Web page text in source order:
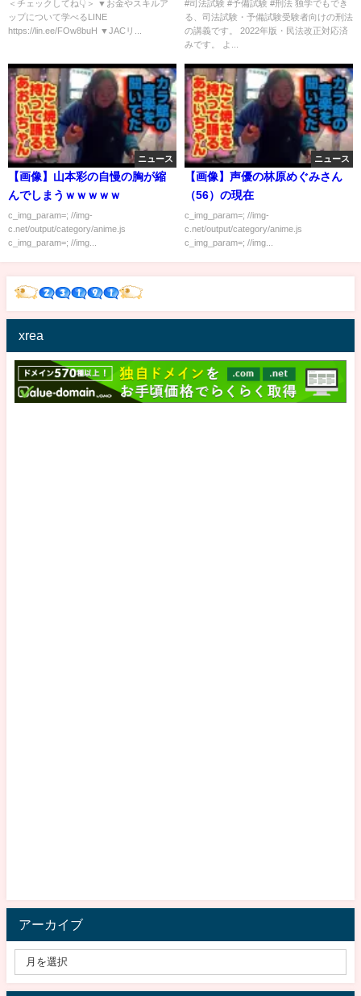
＜チェックしてね👇＞ ▼お金やスキルア
ップについて学べるLINE
https://lin.ee/FOw8buH ▼JACリ...
共犯の諸問題３、身分犯と教
唆・幇助、予備罪と教唆・幇
#司法試験​ #予備試験​ #刑法 独学でもでき
る、司法試験・予備試験受験者向けの刑法
の講義です。 2022年版・民法改正対応済
みです。 よ...
ニュース
【画像】山本彩の自慢の胸が縮
んでしまうｗｗｗｗｗ
c_img_param=; //img-
c.net/output/category/anime.js
c_img_param=; //img...
ニュース
【画像】声優の林原めぐみさん
（56）の現在
c_img_param=; //img-
c.net/output/category/anime.js
c_img_param=; //img...
xrea
アーカイブ